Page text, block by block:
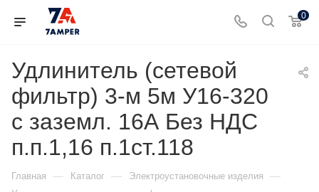
0
Удлинитель (сетевой
фильтр) 3-м 5м У16-320
с заземл. 16А Без НДС
п.п.1,16 п.1ст.118
Главная — Каталог — Электроустановочные изделия —